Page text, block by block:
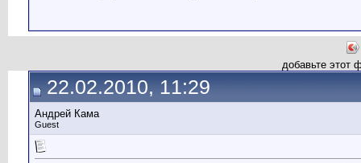
добавьте этот
22.02.2010, 11:29
Андрей Кама
Guest